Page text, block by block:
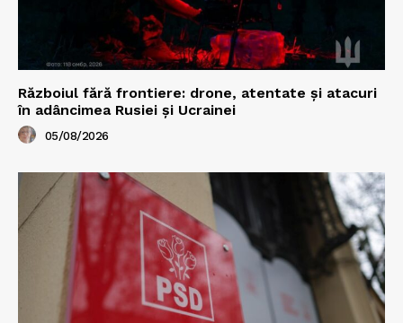
Războiul fără frontiere: drone, atentate și atacuri
în adâncimea Rusiei și Ucrainei
05/08/2026